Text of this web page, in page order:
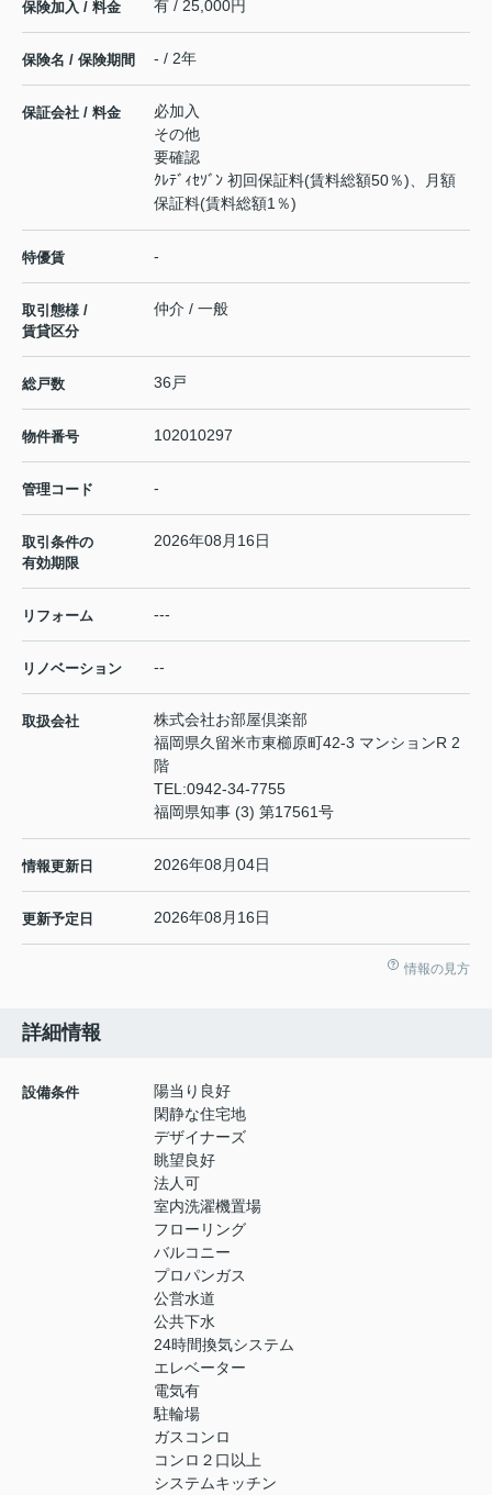
保険加入 / 料金 有 / 25,000円
保険名 / 保険期間 - / 2年
保証会社 / 料金
必加入
その他
要確認
ｸﾚﾃﾞｨｾｿﾞﾝ 初回保証料(賃料総額50％)、月額
保証料(賃料総額1％)
特優賃 -
取引態様 /
賃貸区分
仲介 / 一般
総戸数 36戸
物件番号 102010297
管理コード -
取引条件の
有効期限
2026年08月16日
リフォーム ---
リノベーション --
取扱会社
株式会社お部屋倶楽部
福岡県久留米市東櫛原町42-3 マンションR 2
階
TEL:0942-34-7755
福岡県知事 (3) 第17561号
情報更新日 2026年08月04日
更新予定日 2026年08月16日
情報の見方
詳細情報
設備条件
陽当り良好
閑静な住宅地
デザイナーズ
眺望良好
法人可
室内洗濯機置場
フローリング
バルコニー
プロパンガス
公営水道
公共下水
24時間換気システム
エレベーター
電気有
駐輪場
ガスコンロ
コンロ２口以上
システムキッチン